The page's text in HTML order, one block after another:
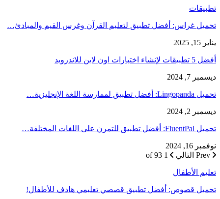
تطبيقات
تحميل غراس: أفضل تطبيق لتعليم القرآن وغرس القيم والمبادئ…
يناير 15, 2025
أفضل 5 تطبيقات لإنشاء اختبارات اون لاين للاندرويد
ديسمبر 7, 2024
تحميل Lingopanda: أفضل تطبيق لممارسة اللغة الإنجليزية…
ديسمبر 2, 2024
تحميل FluentPal: أفضل تطبيق للتمرن على اللغات المختلفة…
نوفمبر 16, 2024
التالي 1 of 93
تعليم الأطفال
تحميل قصوص: أفضل تطبيق قصصي تعليمي هادف للأطفال!